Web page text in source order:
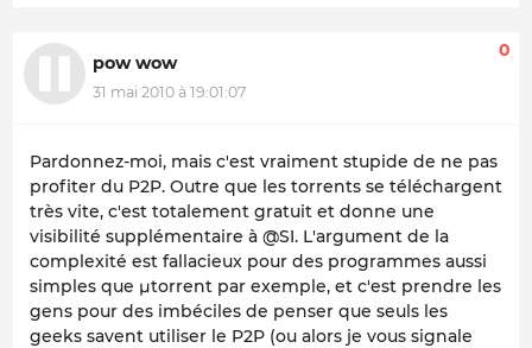
pow wow
31 mai 2010 à 19:01:07
0
Pardonnez-moi, mais c'est vraiment stupide de ne pas
profiter du P2P. Outre que les torrents se téléchargent
très vite, c'est totalement gratuit et donne une
visibilité supplémentaire à @SI. L'argument de la
complexité est fallacieux pour des programmes aussi
simples que µtorrent par exemple, et c'est prendre les
gens pour des imbéciles de penser que seuls les
geeks savent utiliser le P2P (ou alors je vous signale